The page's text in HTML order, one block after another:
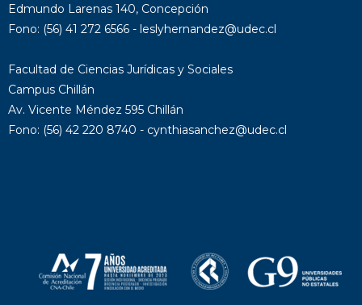
Edmundo Larenas 140, Concepción
Fono: (56) 41 272 6566 - leslyhernandez@udec.cl
Facultad de Ciencias Jurídicas y Sociales
Campus Chillán
Av. Vicente Méndez 595 Chillán
Fono: (56) 42 220 8740 - cynthiasanchez@udec.cl